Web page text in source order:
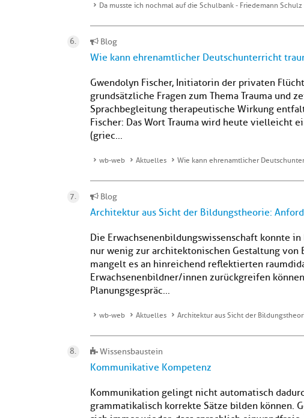
Da musste ich nochmal auf die Schulbank - Friedemann
Blog
Wie kann ehrenamtlicher Deutschunterricht
Gwendolyn Fischer, Initiatorin der privaten
grundsätzliche Fragen zum Thema Trauma und
Sprachbegleitung therapeutische Wirkung
Fischer: Das Wort Trauma wird heute vielleicht
(griec...
wb-web Aktuelles Wie kann ehrenamtlicher
Blog
Architektur aus Sicht der Bildungstheorie:
Die Erwachsenenbildungswissenschaft konnte
nur wenig zur architektonischen Gestaltung von
mangelt es an hinreichend reflektierten
Erwachsenenbildner/innen zurückgreifen
Planungsgespräc...
wb-web Aktuelles Architektur aus Sicht der
Wissensbaustein
Kommunikative Kompetenz
Kommunikation gelingt nicht automatisch
grammatikalisch korrekte Sätze bilden können.